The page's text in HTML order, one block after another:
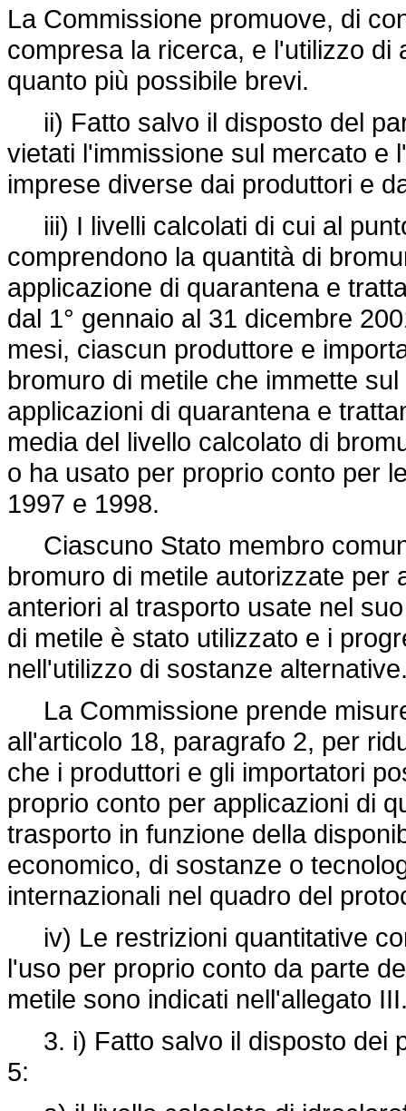
La Commissione promuove, di
compresa la ricerca, e l'utilizzo di
quanto più possibile brevi.
ii) Fatto salvo il disposto del
vietati l'immissione sul mercato e
imprese diverse dai produttori e
iii) I livelli calcolati di cui al
comprendono la quantità di
applicazione di quarantena e
dal 1° gennaio al 31 dicembre
mesi, ciascun produttore e
bromuro di metile che immette
applicazioni di quarantena e
media del livello calcolato di
o ha usato per proprio conto per
1997 e 1998.
Ciascuno Stato membro
bromuro di metile autorizzate per
anteriori al trasporto usate nel
di metile è stato utilizzato e i
nell'utilizzo di sostanze
La Commissione prende
all'articolo 18, paragrafo 2, per
che i produttori e gli importatori
proprio conto per applicazioni di
trasporto in funzione della
economico, di sostanze o
internazionali nel quadro del
iv) Le restrizioni quantitative
l'uso per proprio conto da parte
metile sono indicati nell'allegato
3. i) Fatto salvo il disposto dei
5: